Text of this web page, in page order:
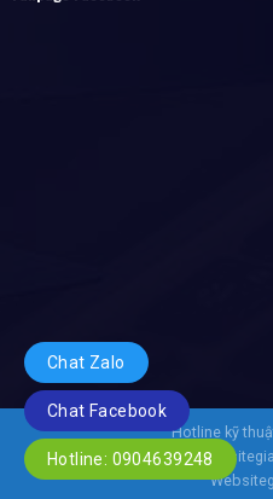
Hotline kỹ
Copyright 2026 ©
Chat Zalo
Chat Facebook
Hotline: 0904639248